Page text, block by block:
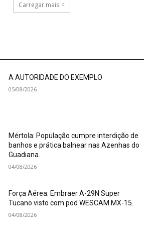
Carregar mais
A AUTORIDADE DO EXEMPLO
05/08/2026
Mértola: População cumpre interdição de
banhos e prática balnear nas Azenhas do
Guadiana.
04/08/2026
Força Aérea: Embraer A-29N Super
Tucano visto com pod WESCAM MX-15.
04/08/2026